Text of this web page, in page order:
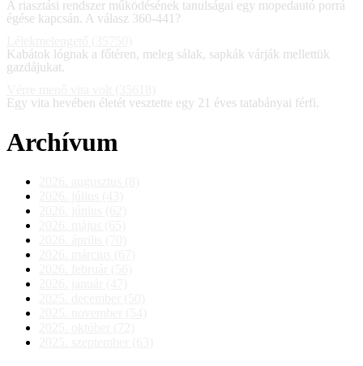
A riasztási rendszer működésének tanulságai egy mopedautó porrá
égése kapcsán. A válasz 360-441?
Kabátok lógnak a főtéren, meleg sálak, sapkák várják mellettük
gazdájukat.
Egy vita hevében életét vesztette egy 21 éves tatabányai férfi.
Archívum